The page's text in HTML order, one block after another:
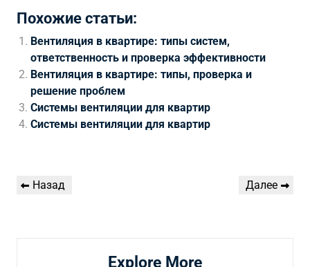
Похожие статьи:
Вентиляция в квартире: типы систем,
ответственность и проверка эффективности
Вентиляция в квартире: типы, проверка и
решение проблем
Системы вентиляции для квартир
Системы вентиляции для квартир
Навигация
Предыдущая
Назад
Следующая
Далее
Explore More